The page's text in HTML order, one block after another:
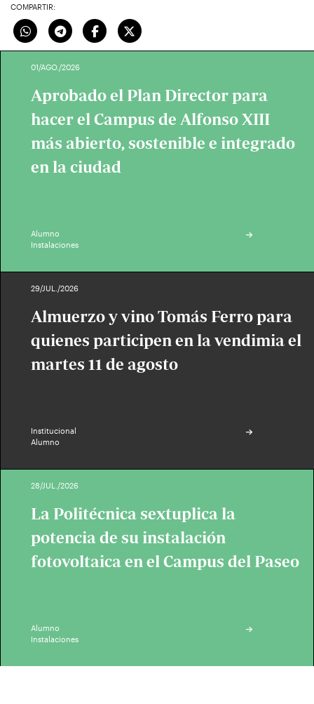
COMPARTIR:
01/AGO./2026
Aprobado el Plan Director para
hacer el Campus de Alfonso XIII
más abierto, sostenible e integrado
en la ciudad
Alumno
Instalaciones
29/JUL./2026
Almuerzo y vino Tomás Ferro para
quienes participen en la vendimia el
martes 11 de agosto
Institucional
Alumno
28/JUL./2026
La Politécnica sextuplica la
potencia de su instalación
fotovoltaica en el Campus del Paseo
Alumno
Instalaciones